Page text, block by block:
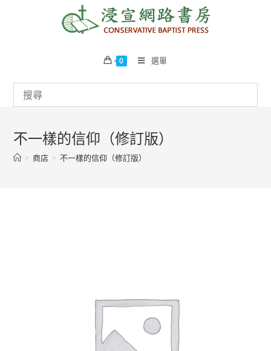
0 選單
不一樣的信仰（修訂版）
> 商店 > 不一樣的信仰（修訂版）